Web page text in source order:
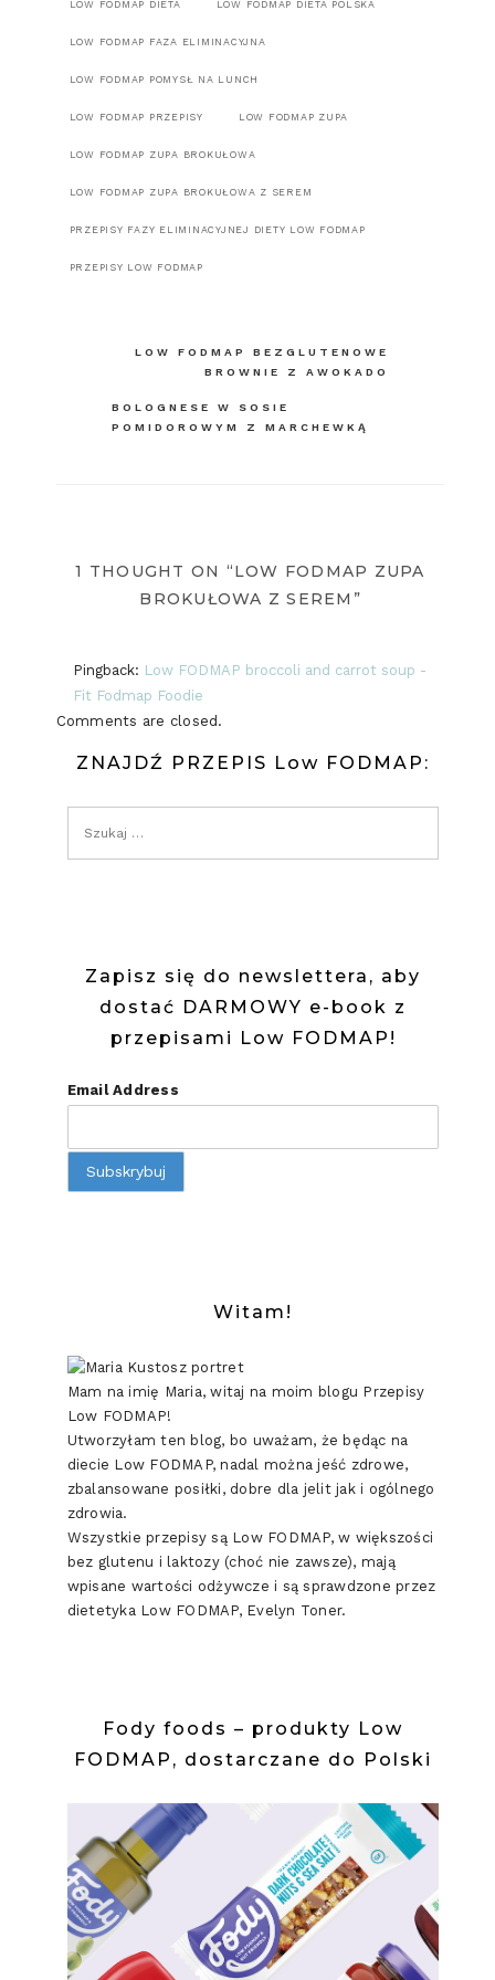
LOW FODMAP DIETA LOW FODMAP DIETA POLSKA
LOW FODMAP FAZA ELIMINACYJNA
LOW FODMAP POMYSŁ NA LUNCH
LOW FODMAP PRZEPISY LOW FODMAP ZUPA
LOW FODMAP ZUPA BROKUŁOWA
LOW FODMAP ZUPA BROKUŁOWA Z SEREM
PRZEPISY FAZY ELIMINACYJNEJ DIETY LOW FODMAP
PRZEPISY LOW FODMAP
NawigacjaLOW FODMAP BEZGLUTENOWE
BROWNIE Z AWOKADO
BOLOGNESE W SOSIE
POMIDOROWYM Z MARCHEWKĄ
1 THOUGHT ON “LOW FODMAP ZUPA
BROKUŁOWA Z SEREM”
Pingback: Low FODMAP broccoli and carrot soup -
Fit Fodmap Foodie
Comments are closed.
ZNAJDŹ PRZEPIS Low FODMAP:
Zapisz się do newslettera, aby
dostać DARMOWY e-book z
przepisami Low FODMAP!
Email Address
Witam!
Mam na imię Maria, witaj na moim blogu Przepisy
Low FODMAP!
Utworzyłam ten blog, bo uważam, że będąc na
diecie Low FODMAP, nadal można jeść zdrowe,
zbalansowane posiłki, dobre dla jelit jak i ogólnego
zdrowia.
Wszystkie przepisy są Low FODMAP, w większości
bez glutenu i laktozy (choć nie zawsze), mają
wpisane wartości odżywcze i są sprawdzone przez
dietetyka Low FODMAP, Evelyn Toner.
Fody foods – produkty Low
FODMAP, dostarczane do Polski